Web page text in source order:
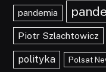
pandemia
Piotr Szlachtowicz
polityka Polsat